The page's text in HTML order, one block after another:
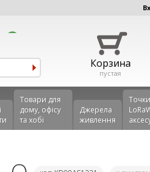
Корзина
пустая
Товари для
дому, офісу
та хобі
Джерела
живлення